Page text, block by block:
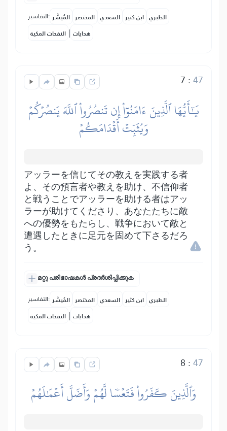
التفاسير: المُيسَّر المختصر السعدي ابن كثير الطبري
النفحات المكية | هدايات
7 :47
يَٰٓأَيُّهَا ٱلَّذِينَ ءَامَنُوٓاْ إِن تَنصُرُواْ ٱللَّهَ يَنصُرۡكُمۡ
وَيُثَبِّتۡ أَقۡدَامَكُمۡ
アッラーを信じてその教えを実践する者
よ、その預言者や教えを助け、不信仰者
と戦うことでアッラーを助ける者はアッ
ラーが助けてくださり、あなたたちに敵
への優勢をもたらし、戦争において敵と
遭遇したときに足元を固めて下さるだろ
う。
മറ്റു പരിഭാഷകൾ പ്രദർശിപ്പിക്കുക
التفاسير: المُيسَّر المختصر السعدي ابن كثير الطبري
النفحات المكية | هدايات
8 :47
وَٱلَّذِينَ كَفَرُواْ فَتَعۡسٗا لَّهُمۡ وَأَضَلَّ أَعۡمَٰلَهُمۡ